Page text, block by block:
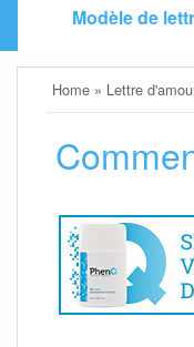
Modèle de
Home » Lettre